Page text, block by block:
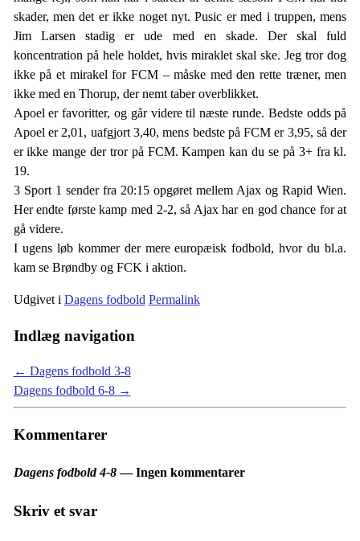
skader, men det er ikke noget nyt. Pusic er med i truppen, mens
Jim Larsen stadig er ude med en skade. Der skal fuld
koncentration på hele holdet, hvis miraklet skal ske. Jeg tror dog
ikke på et mirakel for FCM – måske med den rette træner, men
ikke med en Thorup, der nemt taber overblikket.
Apoel er favoritter, og går videre til næste runde. Bedste odds på
Apoel er 2,01, uafgjort 3,40, mens bedste på FCM er 3,95, så der
er ikke mange der tror på FCM. Kampen kan du se på 3+ fra kl.
19.
3 Sport 1 sender fra 20:15 opgøret mellem Ajax og Rapid Wien.
Her endte første kamp med 2-2, så Ajax har en god chance for at
gå videre.
I ugens løb kommer der mere europæisk fodbold, hvor du bl.a.
kam se Brøndby og FCK i aktion.
Udgivet i Dagens fodbold Permalink
Indlæg navigation
← Dagens fodbold 3-8
Dagens fodbold 6-8 →
Kommentarer
Dagens fodbold 4-8— Ingen kommentarer
Skriv et svar